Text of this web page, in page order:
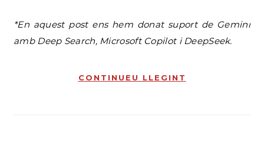
*En aquest post ens hem donat suport de Gemini
amb Deep Search, Microsoft Copilot i DeepSeek.
CONTINUEU LLEGINT